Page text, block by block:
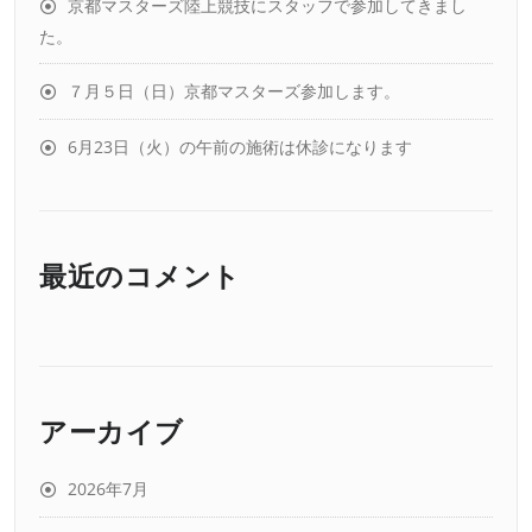
京都マスターズ陸上競技にスタッフで参加してきまし
た。
７月５日（日）京都マスターズ参加します。
6月23日（火）の午前の施術は休診になります
最近のコメント
アーカイブ
2026年7月